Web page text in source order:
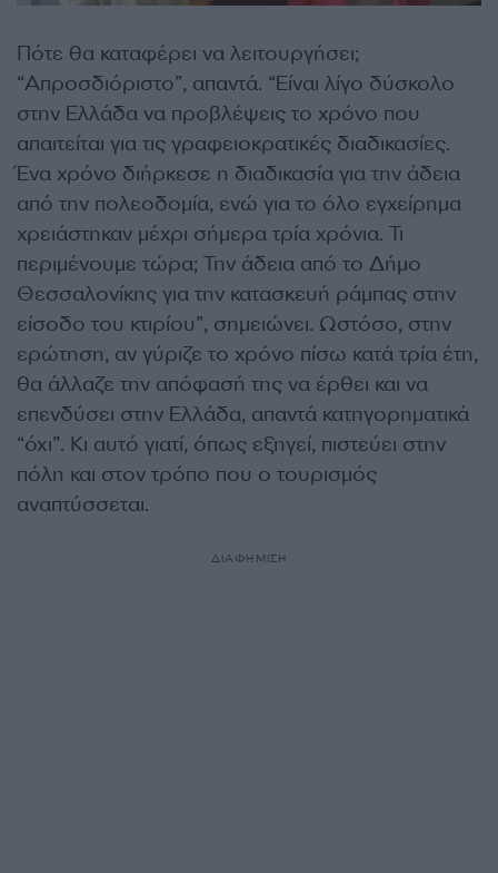
Πότε θα καταφέρει να λειτουργήσει;
“Απροσδιόριστο”, απαντά. “Είναι λίγο δύσκολο
στην Ελλάδα να προβλέψεις το χρόνο που
απαιτείται για τις γραφειοκρατικές διαδικασίες.
Ένα χρόνο διήρκεσε η διαδικασία για την άδεια
από την πολεοδομία, ενώ για το όλο εγχείρημα
χρειάστηκαν μέχρι σήμερα τρία χρόνια. Τι
περιμένουμε τώρα; Την άδεια από το Δήμο
Θεσσαλονίκης για την κατασκευή ράμπας στην
είσοδο του κτιρίου”, σημειώνει. Ωστόσο, στην
ερώτηση, αν γύριζε το χρόνο πίσω κατά τρία έτη,
θα άλλαζε την απόφασή της να έρθει και να
επενδύσει στην Ελλάδα, απαντά κατηγορηματικά
“όχι”. Κι αυτό γιατί, όπως εξηγεί, πιστεύει στην
πόλη και στον τρόπο που ο τουρισμός
αναπτύσσεται.
ΔΙΑΦΗΜΙΣΗ